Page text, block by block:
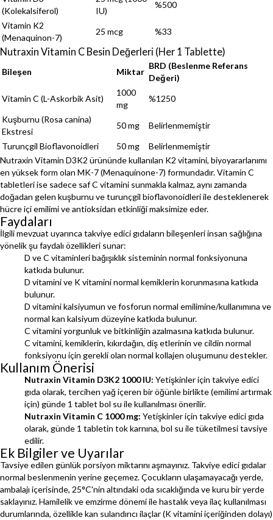
(Kolekalsiferol)
IU)
%500
Vitamin K2
(Menaquinon-7)
25 mcg %33
Nutraxin Vitamin C Besin Değerleri (Her 1 Tablette)
Bileşen Miktar
BRD (Beslenme Referans
Değeri)
Vitamin C (L-Askorbik Asit)
1000
mg
%1250
Kuşburnu (Rosa canina)
Ekstresi
50 mg
Belirlenmemiştir
Turunçgil Bioflavonoidleri
50 mg
Belirlenmemiştir
Nutraxin Vitamin D3K2 ürününde kullanılan K2 vitamini, biyoyararlanımı
en yüksek form olan MK-7 (Menaquinone-7) formundadır. Vitamin C
tabletleri ise sadece saf C vitamini sunmakla kalmaz, aynı zamanda
doğadan gelen kuşburnu ve turunçgil bioflavonoidleri ile desteklenerek
hücre içi emilimi ve antioksidan etkinliği maksimize eder.
Faydaları
İlgili mevzuat uyarınca takviye edici gıdaların bileşenleri insan sağlığına
yönelik şu faydalı özellikleri sunar:
D ve C vitaminleri bağışıklık sisteminin normal fonksiyonuna
katkıda bulunur.
D vitamini ve K vitamini normal kemiklerin korunmasına katkıda
bulunur.
D vitamini kalsiyumun ve fosforun normal emilimine/kullanımına ve
normal kan kalsiyum düzeyine katkıda bulunur.
C vitamini yorgunluk ve bitkinliğin azalmasına katkıda bulunur.
C vitamini, kemiklerin, kıkırdağın, diş etlerinin ve cildin normal
fonksiyonu için gerekli olan normal kollajen oluşumunu destekler.
Kullanım Önerisi
Nutraxin Vitamin D3K2 1000 IU: Yetişkinler için takviye edici
gıda olarak, tercihen yağ içeren bir öğünle birlikte (emilimi artırmak
için) günde 1 tablet bol su ile kullanılması önerilir.
Nutraxin Vitamin C 1000 mg: Yetişkinler için takviye edici gıda
olarak, günde 1 tabletin tok karnına, bol su ile tüketilmesi tavsiye
edilir.
Ek Bilgiler ve Uyarılar
Tavsiye edilen günlük porsiyon miktarını aşmayınız. Takviye edici gıdalar
normal beslenmenin yerine geçemez. Çocukların ulaşamayacağı yerde,
ambalajı içerisinde, 25°C'nin altındaki oda sıcaklığında ve kuru bir yerde
saklayınız. Hamilelik ve emzirme dönemi ile hastalık veya ilaç kullanılması
durumlarında, özellikle kan sulandırıcı ilaçlar (K vitamini içeriğinden dolayı)